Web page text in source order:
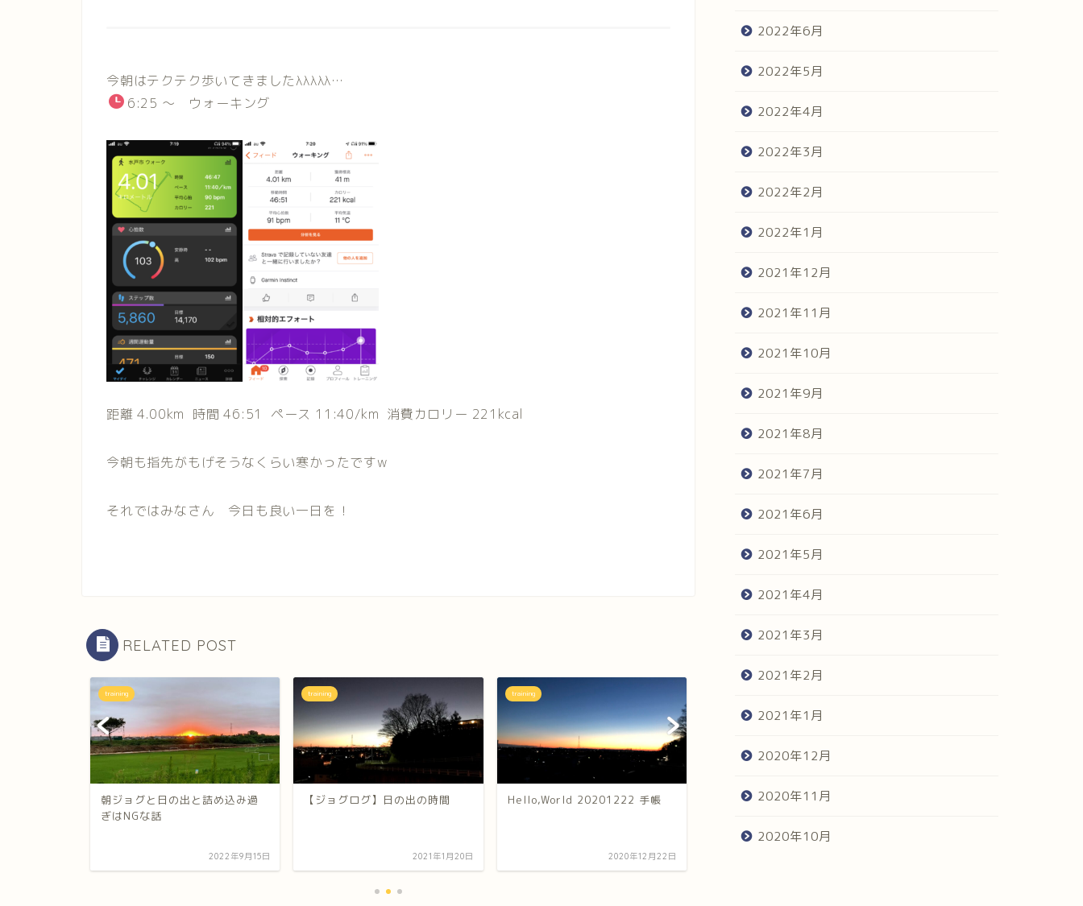
今朝はテクテク歩いてきましたλλλλλ…
6:25 ～ ウォーキング
距離 4.00km 時間 46:51 ペース 11:40/km 消費カロリー 221kcal
今朝も指先がもげそうなくらい寒かったですw
それではみなさん 今日も良い一日を！
RELATED POST
training
朝ジョグと日の出と詰め込み過
ぎはNGな話
2022年9月15日
training
【ジョグログ】日の出の時間
2021年1月20日
training
Hello,World 20201222 手帳
2020年12月22日
朝ジョグと日の出と詰め込み過
2022年6月
2022年5月
2022年4月
2022年3月
2022年2月
2022年1月
2021年12月
2021年11月
2021年10月
2021年9月
2021年8月
2021年7月
2021年6月
2021年5月
2021年4月
2021年3月
2021年2月
2021年1月
2020年12月
2020年11月
2020年10月